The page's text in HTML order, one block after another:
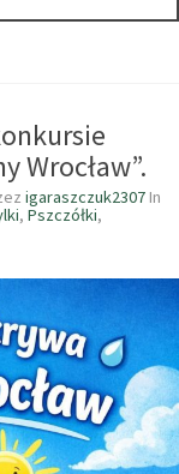
I
ZIEMI
W
NASZYM
Wrocław”.
igaraszczuk2307 In
, Pszczółki,